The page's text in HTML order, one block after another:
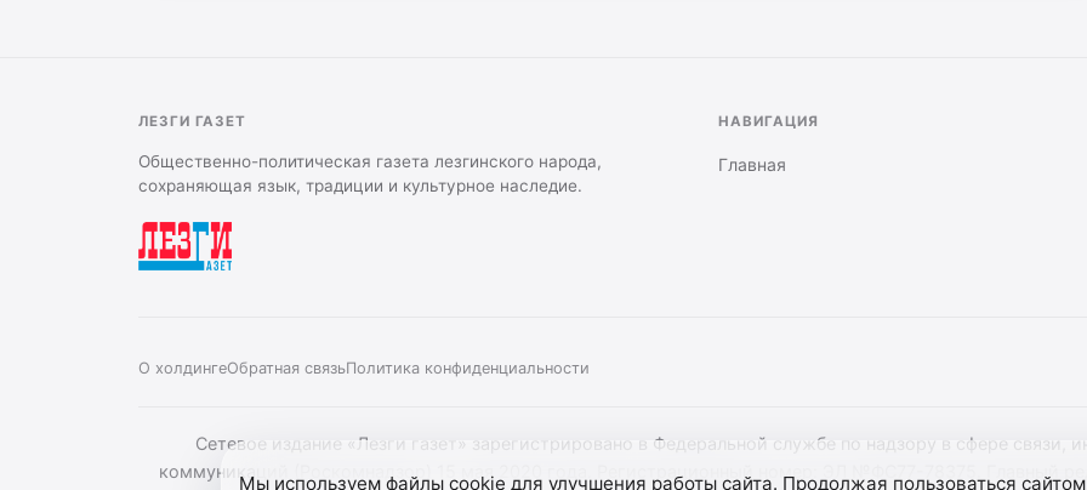
ЛЕЗГИ ГАЗЕТ
Общественно-политическая газета лезгинского народа,
сохраняющая язык, традиции и культурное наследие.
НАВИГАЦИЯ
Главная
О холдингеОбратная связьПолитика конфиденциальности
Сетевое издание «Лезги газет» зарегистрировано в Федеральной службе по надзору в сфере
коммуникаций (Роскомнадзор) 15 мая 2020 года. Регистрационный номер: ЭЛ №ФС77-78375. Главный
Мы используем файлы cookie для улучшения работы сайта. Продолжая пользоваться